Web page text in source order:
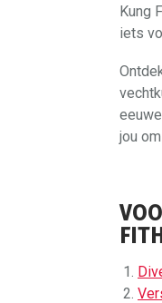
Kung
iets
jou